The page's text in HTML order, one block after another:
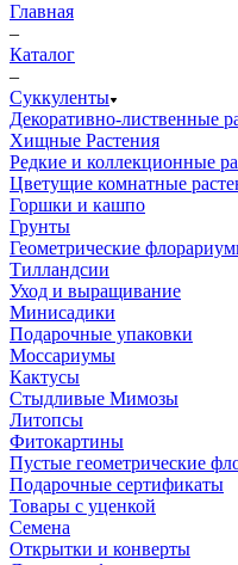
Главная
–
Каталог
–
Суккуленты
Декоративно-лиственные
Хищные Растения
Редкие и коллекционные
Цветущие комнатные
Горшки и кашпо
Грунты
Геометрические
Тилландсии
Уход и выращивание
Минисадики
Подарочные упаковки
Моссариумы
Кактусы
Стыдливые Мимозы
Литопсы
Фитокартины
Пустые геометрические
Подарочные сертификаты
Товары с уценкой
Семена
Открытки и конверты